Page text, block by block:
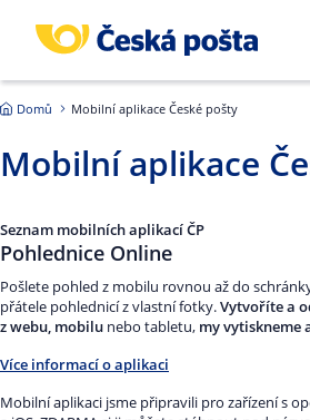
Domů Mobilní aplikace České pošty
Mobilní aplikace
Seznam mobilních aplikací ČP
Pohlednice Online
Pošlete pohled z mobilu rovnou až do
přátele pohlednicí z vlastní fotky.Vytvoříte a
z webu, mobilu nebo tabletu, my vytiskneme
Více informací o aplikaci
Mobilní aplikaci jsme připravili pro zařízení s